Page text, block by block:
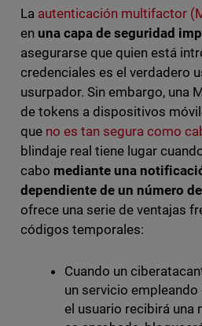
La autenticación multifactor
en una capa de seguridad
asegurarse que quien está
credenciales es el verdadero
usurpador. Sin embargo, una
de tokens a dispositivos
que no es tan segura como
blindaje real tiene lugar
cabo mediante una
dependiente de un número
ofrece una serie de ventajas
códigos temporales:
Cuando un
un servicio
el usuario recibirá una